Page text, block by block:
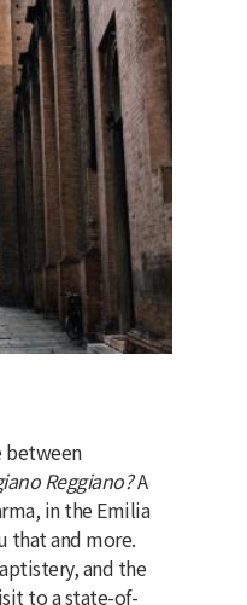
between
Reggiano?A
in the Emilia
that and more.
and the
to a state-of-